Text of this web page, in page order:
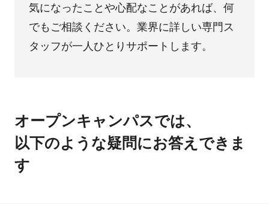
気になったことや心配なことがあれば、何
でもご相談ください。業界に詳しい専門ス
タッフが一人ひとりサポートします。
オープンキャンパスでは、
以下のような疑問にお答えできま
す